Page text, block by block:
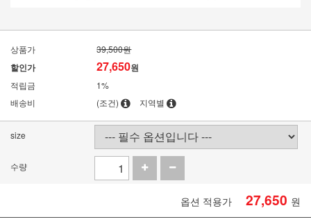
상품가 39,500원
할인가 27,650원
적립금
1%
배송비
(조건) 지역별
size
수량
옵션 적용가 27,650 원